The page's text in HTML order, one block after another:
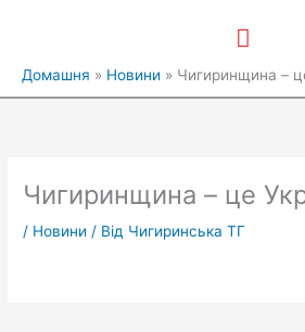
меню
Домашня Новини Чигиринщина –
Чигиринщина – це
/ Новини / Від Чигиринська ТГ